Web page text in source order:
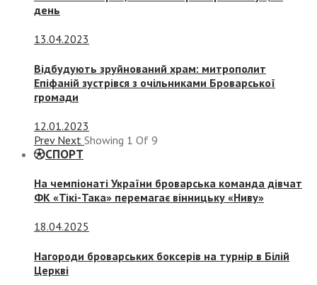
день
13.04.2023
Відбудують зруйнований храм: митрополит
Епіфаній зустрівся з очільниками Броварської
громади
12.01.2023
Prev Next Showing 1 Of 9
СПОРТ
На чемпіонаті України броварська команда дівчат
ФК «Тікі-Така» перемагає вінницьку «Ниву»
18.04.2025
Нагороди броварських боксерів на турнір в Білій
Церкві